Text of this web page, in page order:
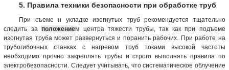
5. Правила техники безопасности при обработке труб
При съеме н укладке изогнутых труб рекомендуется тщательно
следить заположением центра тяжести трубы, так как при подъеме
изогнутая труба может развернуться и поранить рабочих. При работе на
трубогибочных станках с нагревом труб токами высокой частоты
необходимо прочно закреплять трубы и строго выполнять правила по
электробезопасности. Следует учитывать, что систематическое облучение